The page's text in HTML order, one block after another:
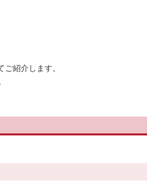
紹介します。